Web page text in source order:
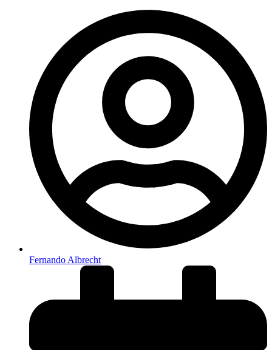
Fernando Albrecht